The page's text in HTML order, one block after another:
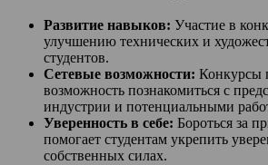
Развитие навыков: Участие в
улучшению технических и
студентов.
Сетевые возможности: Конкурсы
возможность познакомиться с
индустрии и потенциальными
Уверенность в себе: Бороться за
помогает студентам укрепить
собственных силах.